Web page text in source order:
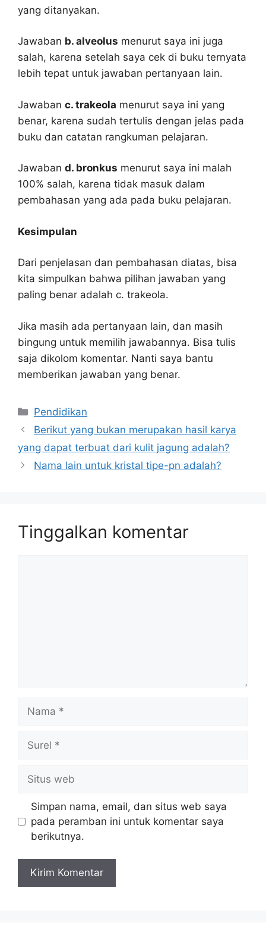
yang ditanyakan.
Jawaban b. alveolus menurut saya ini juga
salah, karena setelah saya cek di buku ternyata
lebih tepat untuk jawaban pertanyaan lain.
Jawaban c. trakeola menurut saya ini yang
benar, karena sudah tertulis dengan jelas pada
buku dan catatan rangkuman pelajaran.
Jawaban d. bronkus menurut saya ini malah
100% salah, karena tidak masuk dalam
pembahasan yang ada pada buku pelajaran.
Kesimpulan
Dari penjelasan dan pembahasan diatas, bisa
kita simpulkan bahwa pilihan jawaban yang
paling benar adalah c. trakeola.
Jika masih ada pertanyaan lain, dan masih
bingung untuk memilih jawabannya. Bisa tulis
saja dikolom komentar. Nanti saya bantu
memberikan jawaban yang benar.
Kategori
Pendidikan
Berikut yang bukan merupakan hasil karya
yang dapat terbuat dari kulit jagung adalah?
Nama lain untuk kristal tipe-pn adalah?
Tinggalkan komentar
web
Simpan nama, email, dan situs web saya
pada peramban ini untuk komentar saya
berikutnya.